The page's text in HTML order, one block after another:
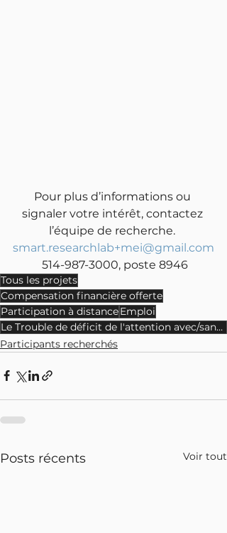
Pour plus d’informations ou
signaler votre intérêt, contactez
l’équipe de recherche.
smart.researchlab+mei@gmail.com
514-987-3000, poste 8946
Tous les projets
Compensation financière offerte
Participation à distanceEmploi
Le Trouble de déficit de l'attention avec/sans hyperactivité
Participants recherchés
Posts récents Voir tout